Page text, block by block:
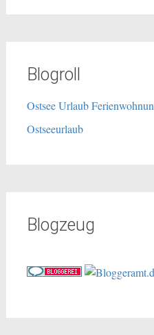
Blogroll
Ostsee Urlaub
Ostseeurlaub
Blogzeug